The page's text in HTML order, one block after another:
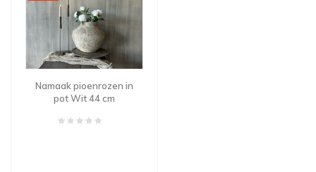
Namaak pioenrozen in
pot Wit 44 cm